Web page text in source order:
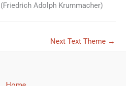
(Friedrich Adolph Krummacher)
Next Text Theme →